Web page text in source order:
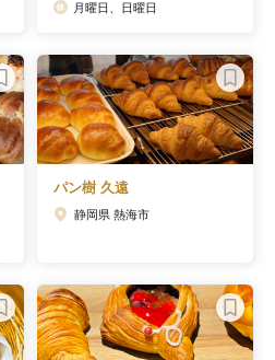
月曜日、日曜日
パン樹 久遠
静岡県 熱海市